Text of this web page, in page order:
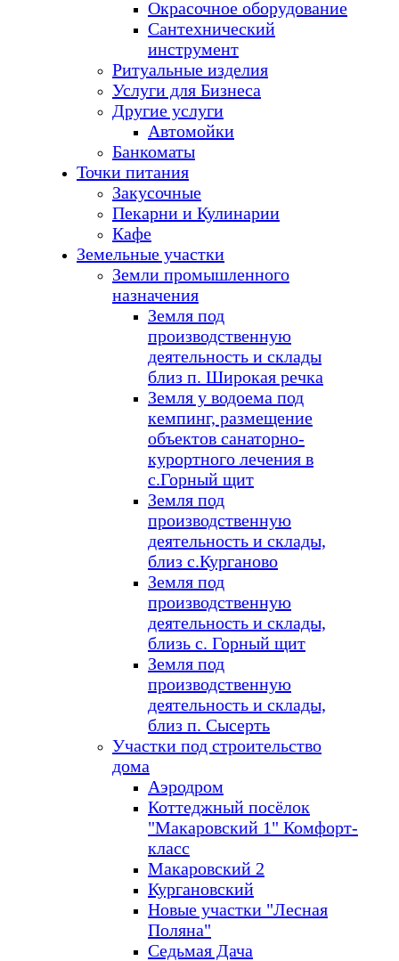
Окрасочное оборудование
Сантехнический
инструмент
Ритуальные изделия
Услуги для Бизнеса
Другие услуги
Автомойки
Банкоматы
Точки питания
Закусочные
Пекарни и Кулинарии
Кафе
Земельные участки
Земли промышленного
назначения
Земля под
производственную
деятельность и склады
близ п. Широкая речка
Земля у водоема под
кемпинг, размещение
объектов санаторно-
курортного лечения в
с.Горный щит
Земля под
производственную
деятельность и склады,
близ с.Курганово
Земля под
производственную
деятельность и склады,
близь с. Горный щит
Земля под
производственную
деятельность и склады,
близ п. Сысерть
Участки под строительство
дома
Аэродром
Коттеджный посёлок
"Макаровский 1" Комфорт-
класс
Макаровский 2
Кургановский
Новые участки "Лесная
Поляна"
Седьмая Дача